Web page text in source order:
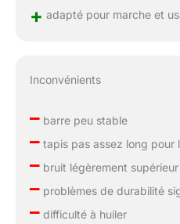
+ adapté pour marche et
Inconvénients
–barre peu stable
–tapis pas assez long pour
–bruit légèrement
–problèmes de durabilité
–difficulté à huiler